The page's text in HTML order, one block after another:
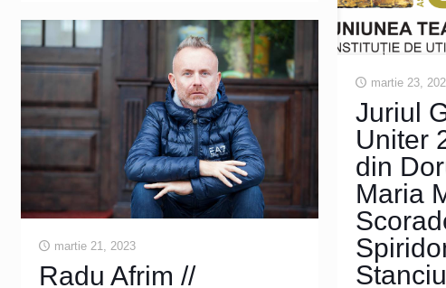
martie 23,
Juriul
Uniter
din
Maria
martie 21, 2023
Radu Afrim //